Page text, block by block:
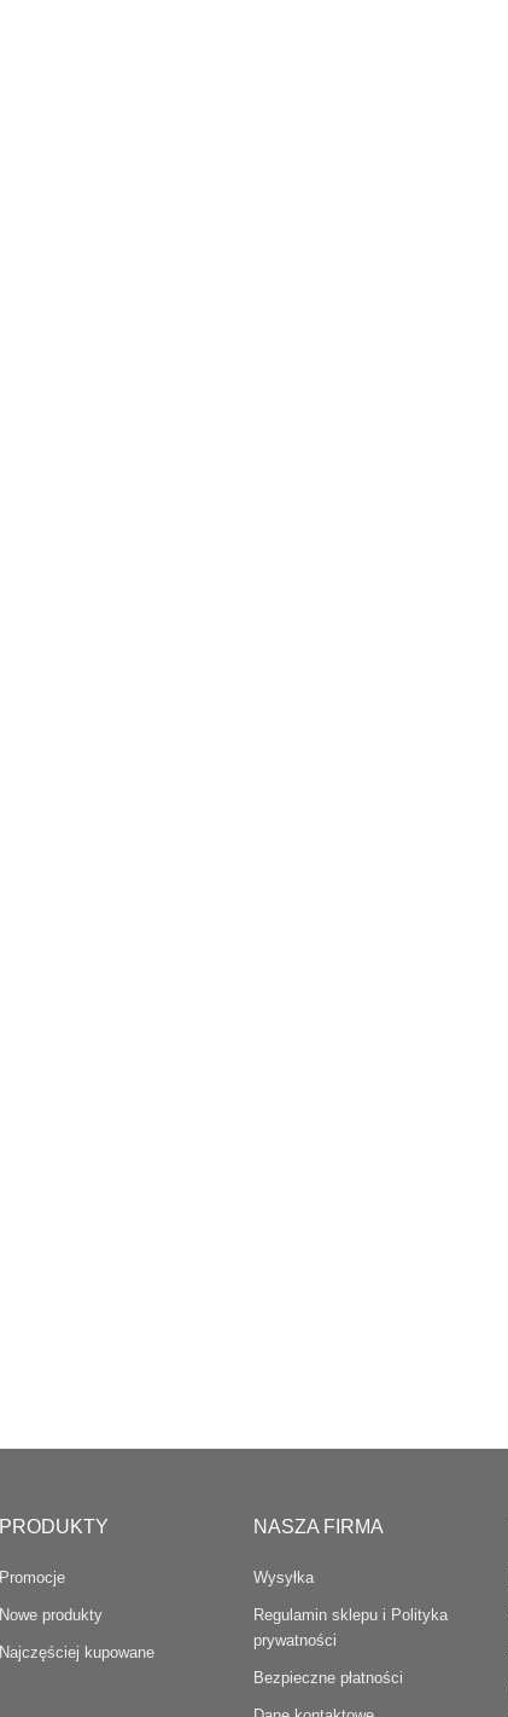
PRODUKTY
Promocje
Nowe produkty
Najczęściej kupowane
NASZA FIRMA
Wysyłka
Regulamin sklepu i Polityka
prywatności
Bezpieczne płatności